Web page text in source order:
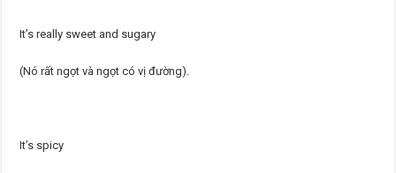
It’s really sweet and sugary
(Nó rất ngọt và ngọt có vị đường).
It’s spicy